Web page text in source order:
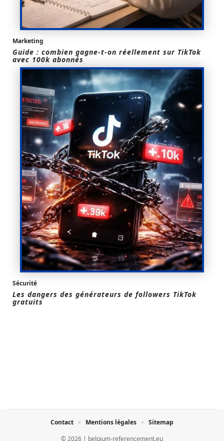
Marketing
Guide : combien gagne-t-on réellement sur TikTok
avec 100k abonnés
Sécurité
Les dangers des générateurs de followers TikTok
gratuits
© 2026 | belgium-referencement.eu
Contact Mentions légales Sitemap